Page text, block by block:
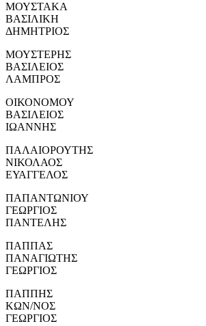
ΜΟΥΣΤΑΚΑ
ΒΑΣΙΛΙΚΗ
ΔΗΜΗΤΡΙΟΣ
ΜΟΥΣΤΕΡΗΣ
ΒΑΣΙΛΕΙΟΣ
ΛΑΜΠΡΟΣ
ΟΙΚΟΝΟΜΟΥ
ΒΑΣΙΛΕΙΟΣ
ΙΩΑΝΝΗΣ
ΠΑΛΑΙΟΡΟΥΤΗΣ
ΝΙΚΟΛΑΟΣ
ΕΥΑΓΓΕΛΟΣ
ΠΑΠΑΝΤΩΝΙΟΥ
ΓΕΩΡΓΙΟΣ
ΠΑΝΤΕΛΗΣ
ΠΑΠΠΑΣ
ΠΑΝΑΓΙΩΤΗΣ
ΓΕΩΡΓΙΟΣ
ΠΑΠΠΗΣ
ΚΩΝ/ΝΟΣ
ΓΕΩΡΓΙΟΣ